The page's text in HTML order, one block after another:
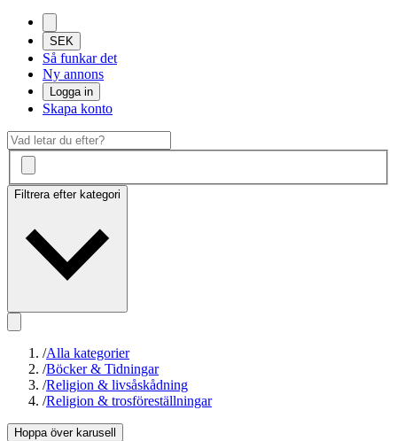
SEK
Så funkar det
Ny annons
Logga in
Skapa konto
Filtrera efter kategori
/Alla kategorier
/Böcker & Tidningar
/Religion & livsåskådning
/Religion & trosföreställningar
Hoppa över karusell